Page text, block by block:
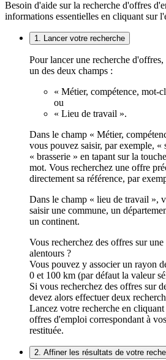
Besoin d'aide sur la recherche d'offres
informations essentielles en cliquant sur
1. Lancer votre recherche
Pour lancer une recherche
un des deux champs :
« Métier, compétence, mot-
ou
« Lieu de travail ».
Dans le champ « Métier,
vous pouvez saisir, par exemple, «
« brasserie » en tapant sur la
mot. Vous recherchez une offre
directement sa référence, par
Dans le champ « lieu de travail »,
saisir une commune, un
un continent.
Vous recherchez des offres sur une
alentours ?
Vous pouvez y associer un rayon
0 et 100 km (par défaut la valeur
Si vous recherchez des offres sur
devez alors effectuer deux
Lancez votre recherche en
offres d'emploi correspondant à
restituée.
2. Affiner les résultats de votre